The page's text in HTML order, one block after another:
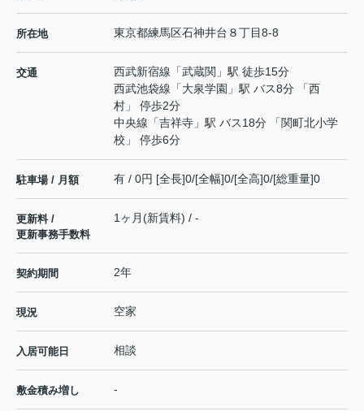
所在地 東京都練馬区石神井台 ８丁目8-8
交通 西武新宿線 「武蔵関 」駅 徒歩15分
西武池袋線 「大泉学園 」駅 バス8分 「西
村」 停歩2分
中央線 「吉祥寺 」駅 バス18分 「関町北小学
校」 停歩6分
駐車場 / 月額 有 / 0円 [全長]0/[全幅]0/[全高]0/[総重量]0
更新料 /
更新事務手数料
1ヶ月(新賃料) / -
契約期間 2年
現況 空家
入居可能日 相談
敷金積み増し -